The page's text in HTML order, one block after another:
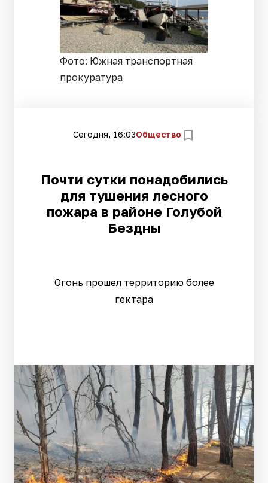
Фото: Южная транспортная
прокуратура
Сегодня, 16:03Общество
Почти сутки понадобились
для тушения лесного
пожара в районе Голубой
Бездны
Огонь прошел территорию более
гектара